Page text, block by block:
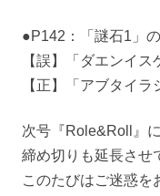
●P142：「謎石1」
【誤】「ダエンイス
【正】「アブタイラ
次号『Role&Roll』
締め切りも延長させ
このたびはご迷惑を